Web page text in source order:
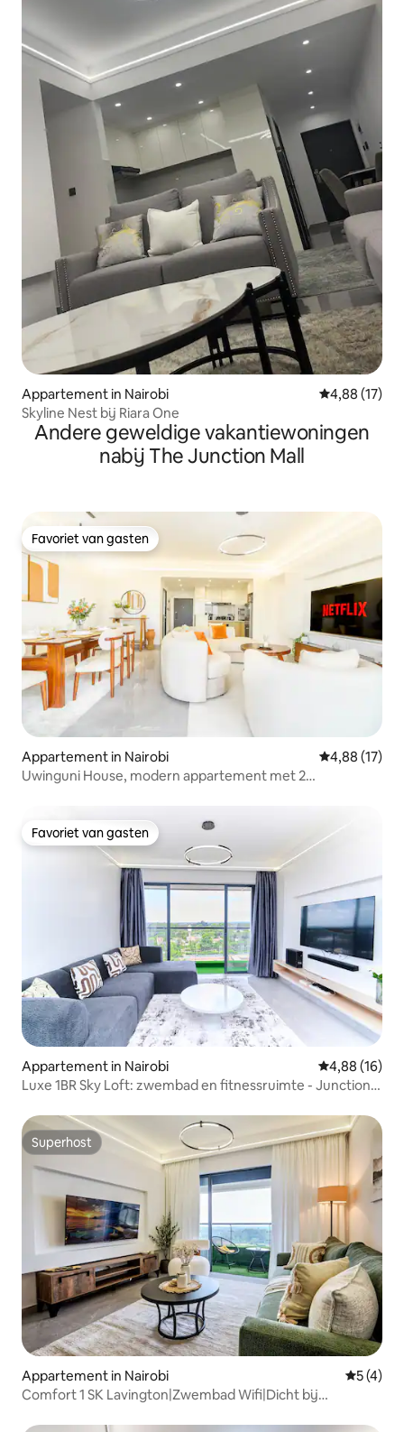
Appartement in Nairobi Gemiddelde
4,88 (17)
Skyline Nest bij Riara One
Andere geweldige vakantiewoningen
nabij The Junction Mall
Favoriet van gasten
Favoriet van gasten
Appartement in Nairobi Gemiddelde
4,88 (17)
Uwinguni House, modern appartement met 2
Favoriet van gasten
Favoriet van gasten
Appartement in Nairobi Gemiddelde
4,88 (16)
Luxe 1BR Sky Loft: zwembad en fitnessruimte - Junction
Superhost
Superhost
Appartement in Nairobi
5 (4)
Comfort 1 SK Lavington|Zwembad Wifi|Dicht bij